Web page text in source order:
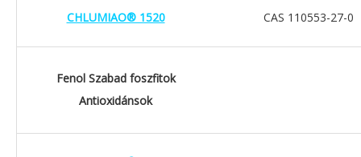
CHLUMIAO® 1520 CAS 110553-27-0
Fenol Szabad foszfitok
Antioxidánsok